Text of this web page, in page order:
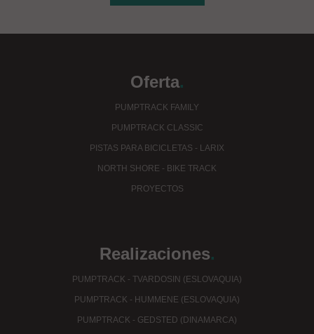
Oferta.
PUMPTRACK FAMILY
PUMPTRACK CLASSIC
PISTAS PARA BICICLETAS - LARIX
NORTH SHORE - BIKE TRACK
PROYECTOS
Realizaciones.
PUMPTRACK - TVARDOSIN (ESLOVAQUIA)
PUMPTRACK - HUMMENE (ESLOVAQUIA)
PUMPTRACK - GEDSTED (DINAMARCA)